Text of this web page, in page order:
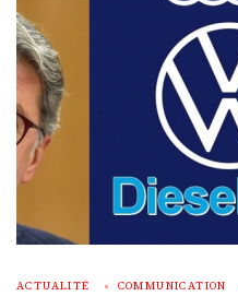
ACTUALITÉ COMMUNICATION